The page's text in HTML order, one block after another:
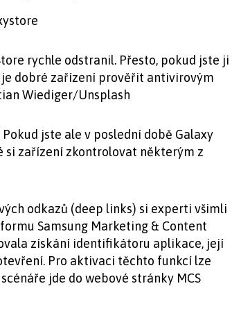
rychle odstranil. Přesto, pokud jste ji
dobré zařízení prověřit antivirovým
Wiediger/Unsplash
jste ale v poslední době Galaxy
si zařízení zkontrolovat některým z
odkazů (deep links) si experti všimli
Samsung Marketing & Content
získání identifikátoru aplikace, její
Pro aktivaci těchto funkcí lze
jde do webové stránky MCS